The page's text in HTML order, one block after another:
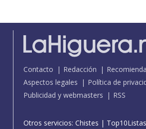
Contacto Redacción Recomienda
Aspectos legales
Política de
Publicidad y webmasters
RSS
Otros servicios: Chistes |